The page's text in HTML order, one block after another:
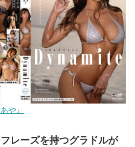
や』
レーズを持つグラドルが